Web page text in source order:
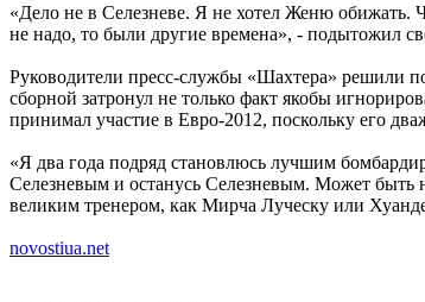
«Дело не в Селезневе. Я не хотел Женю обижать.
не надо, то были другие времена», - подытожил
Руководители пресс-службы «Шахтера» решили
сборной затронул не только факт якобы
принимал участие в Евро-2012, поскольку его
«Я два года подряд становлюсь лучшим
Селезневым и останусь Селезневым. Может быть
великим тренером, как Мирча Луческу или
novostiua.net